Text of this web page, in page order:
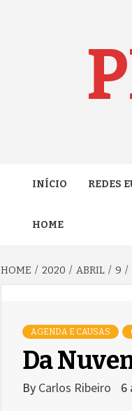
INÍCIO REDES
HOME
HOME 2020 ABRIL 9
AGENDA E CAUSAS
Da
By Carlos Ribeiro 6